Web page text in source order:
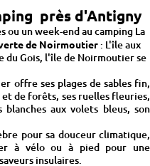
près d'Antigny
ou un week-end au camping La
de Noirmoutier: L'île aux
du Gois, l'île de Noirmoutier se
offre ses plages de sables fin,
et de forêts, ses ruelles fleuries,
aux volets bleus, son
pour sa douceur climatique,
à vélo ou à pied pour une
insulaires.